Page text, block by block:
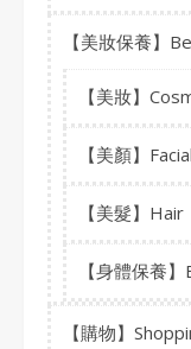
【美妝保養】
【美妝】
【美顏】Facial
【美髮】Hair
【身體保養
【購物】